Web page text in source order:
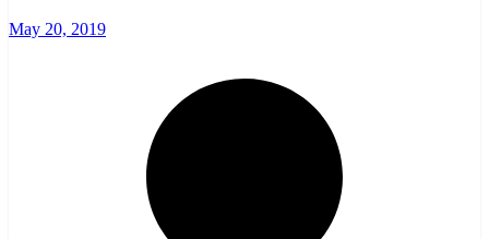
May 20, 2019